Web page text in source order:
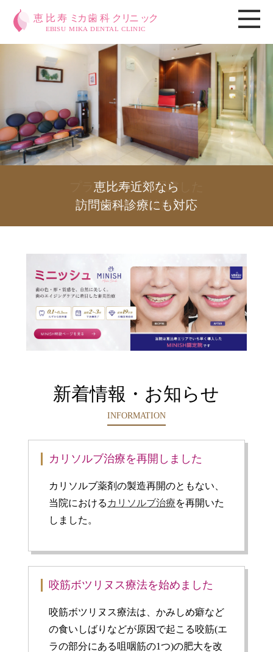
気持ちの良い
広々とした空間づくり
恵比寿駅東口から徒歩3分
夜19時まで診療
恵比寿近郊なら
訪問歯科診療にも対応
プライベートを配慮した
完全個室の診療室
新着情報・お知らせ
INFORMATION
カリソルブ治療を再開しました
カリソルブ薬剤の製造再開のともない、
当院における カリソルブ治療を再開いた
しました。
咬筋ボツリヌス療法を始めました
咬筋ボツリヌス療法は、かみしめ癖など
の食いしばりなどが原因で起こる咬筋(エ
ラの部分にある咀咽筋の1つ)の肥大を改